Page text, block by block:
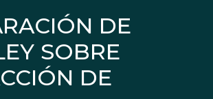
DE
SOBRE
DE